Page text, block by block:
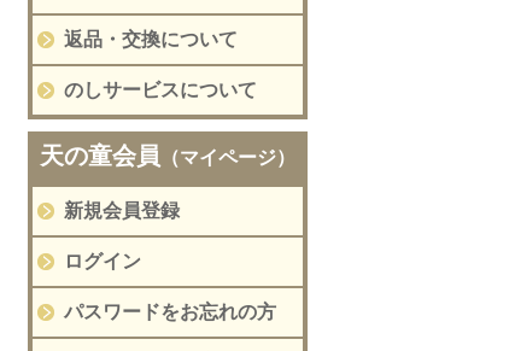
返品・交換について
のしサービスについて
天の童会員 （マイページ）
新規会員登録
ログイン
パスワードをお忘れの方